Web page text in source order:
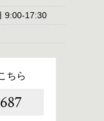
9:00-17:30
ちら